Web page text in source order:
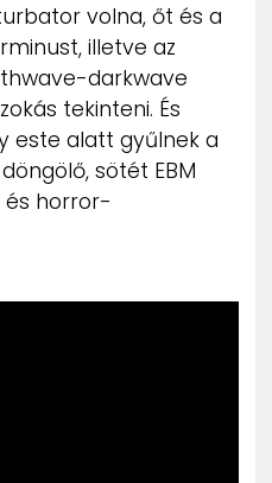
volna, őt és a
illetve az
darkwave
tekinteni. És
este alatt gyűlnek a
sötét EBM
horror-